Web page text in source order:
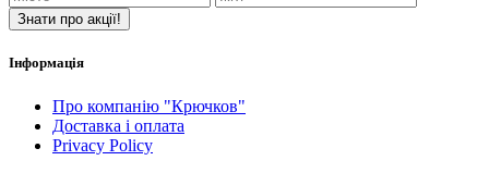
Знати про акції!
Інформація
Про компанію "Крючков"
Доставка і оплата
Privacy Policy